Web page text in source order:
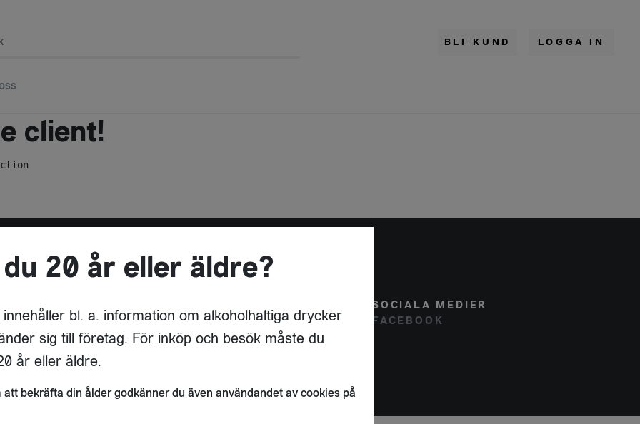
BLI KUND LOGGA IN
client!
64 D
ÖSTERSUND
SOCIALA MEDIER
FACEBOOK
20 år eller äldre?
innehåller bl. a. information om alkoholhaltiga drycker
sig till företag. För inköp och besök måste du
år eller äldre.
att bekräfta din ålder godkänner du även användandet av cookies på